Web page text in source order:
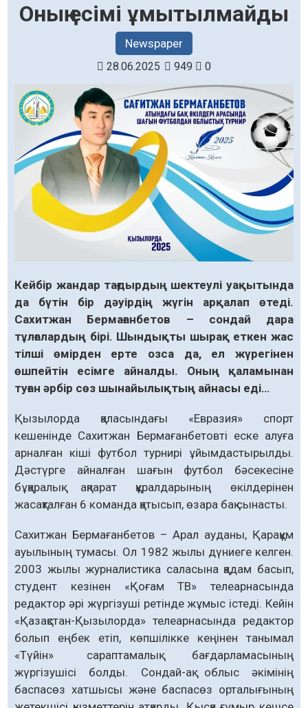
Оның есімі ұмытылмайды
Newspaper
28.06.2025 949 0
Кейбір жандар тағдырдың шектеулі уақытында
да бүтін бір дәуірдің жүгін арқалап өтеді.
Сахитжан Бермағанбетов – сондай дара
тұлғалардың бірі. Шындықты шырақ еткен жас
тілші өмірден ерте озса да, ел жүрегінен
өшпейтін есімге айналды. Оның қаламынан
туған әрбір сөз шынайылықтың айнасы еді…
Қызылорда қаласындағы «Евразия» спорт
кешенінде Сахитжан Бермағанбетовті еске алуға
арналған кіші футбол турнирі ұйымдастырылды.
Дәстүрге айналған шағын футбол бәсекесіне
бұқаралық ақпарат құралдарының өкілдері­нен
жасақталған 6 команда қатысып, өзара бақ сынасты.
Сахитжан Бермағанбетов – Арал ауданы, Қарақұм
ауылының тумасы. Ол 1982 жылы дүниеге келген.
2003 жылы журналистика сала­сына қадам басып,
студент кезінен «Қоғам ТВ» телеарнасында
редактор әрі жүргізуші ретінде жұмыс істеді. Кейін
«Қазақстан-Қызылорда» телеарнасында редактор
болып еңбек етіп, көпшілікке кеңінен танымал
«Түйін» сараптамалық бағдарламасының
жүргізушісі болды. Сондай-ақ облыс әкімінің
баспасөз хатшысы және баспасөз орталығының